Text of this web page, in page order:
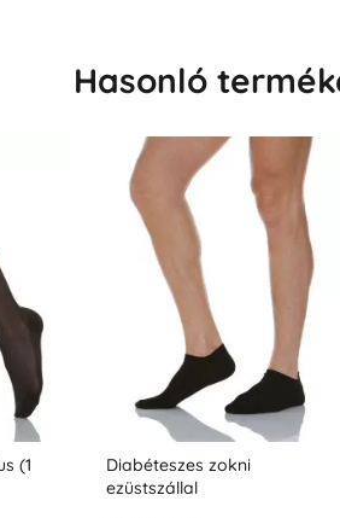
Hasonló
(1
Diabéteszes zokni
ezüstszállal